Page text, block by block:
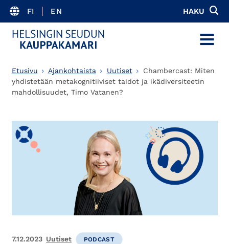
FI EN HAKU
MENU
Etusivu Ajankohtaista Uutiset
Chambercast: Miten
yhdistetään metakognitiiviset taidot ja ikädiversiteetin
mahdollisuudet, Timo Vatanen?
7.12.2023 Uutiset PODCAST